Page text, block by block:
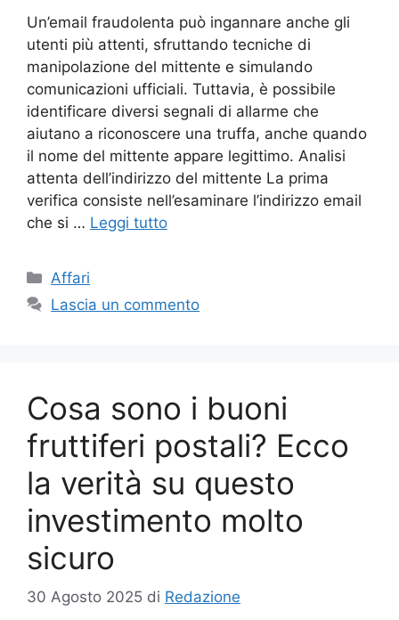
Un’email fraudolenta può ingannare anche gli
utenti più attenti, sfruttando tecniche di
manipolazione del mittente e simulando
comunicazioni ufficiali. Tuttavia, è possibile
identificare diversi segnali di allarme che
aiutano a riconoscere una truffa, anche quando
il nome del mittente appare legittimo. Analisi
attenta dell’indirizzo del mittente La prima
verifica consiste nell’esaminare l’indirizzo email
che si … Leggi tutto
Categorie
Affari
Lascia un commento
Cosa sono i buoni
fruttiferi postali? Ecco
la verità su questo
investimento molto
sicuro
30 Agosto 2025 di Redazione